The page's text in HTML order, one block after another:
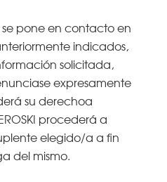
pone en contacto en
indicados,
solicitada,
expresamente
su derechoa
procederá a
elegido/a a fin
del mismo.